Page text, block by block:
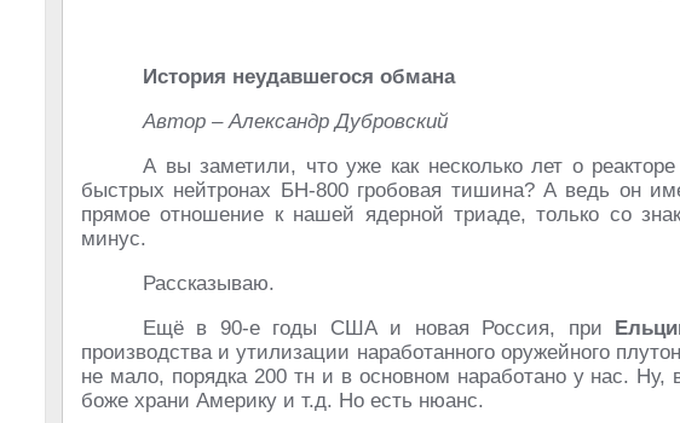
История неудавшегося обмана
Автор – Александр Дубровский
А вы заметили, что уже как несколько лет о
быстрых нейтронах БН-800 гробовая тишина? А ведь он
прямое отношение к нашей ядерной триаде, только со
минус.
Рассказываю.
Ещё в 90-е годы США и новая Россия, при
производства и утилизации наработанного оружейного
не мало, порядка 200 тн и в основном наработано у нас.
боже храни Америку и т.д. Но есть нюанс.